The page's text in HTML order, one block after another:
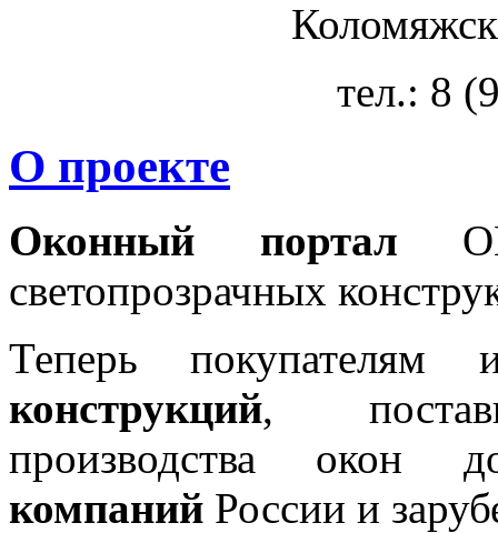
тел.: 8
О проекте
Оконный портал
светопрозрачных
Теперь покупателям
конструкций,
производства окон
компаний России и